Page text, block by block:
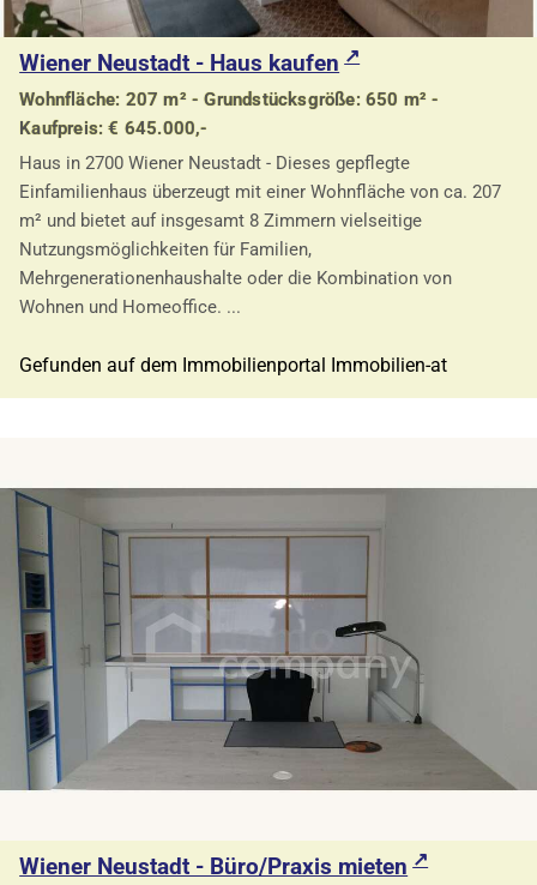
Wiener Neustadt - Haus kaufen
Wohnfläche: 207 m² - Grundstücksgröße: 650 m² -
Kaufpreis: € 645.000,-
Haus in 2700 Wiener Neustadt - Dieses gepflegte
Einfamilienhaus überzeugt mit einer Wohnfläche von ca. 207
m² und bietet auf insgesamt 8 Zimmern vielseitige
Nutzungsmöglichkeiten für Familien,
Mehrgenerationenhaushalte oder die Kombination von
Wohnen und Homeoffice. ...
Gefunden auf dem Immobilienportal Immobilien-at
Wiener Neustadt - Büro/Praxis mieten